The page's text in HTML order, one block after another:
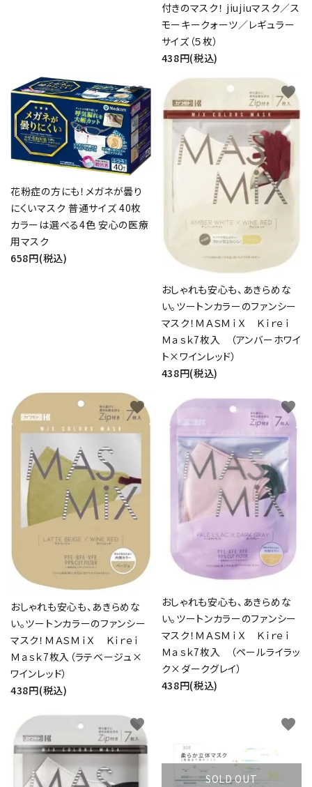
付きのマスク！ jiujiuマスク／ス
モーキークォーツ／レギュラー
サイズ（５枚）
438円(税込)
花粉症の方にも！メガネが曇り
にくいマスク 普通サイズ 40枚
カラーは選べる4色 安心の医療
用マスク
658円(税込)
favorite
おしゃれも安心も、あきらめな
い。ツートンカラーのファンシー
マスク！ＭＡＳＭｉＸ Ｋｉｒｅｉ
Ｍａｓｋ7枚入 （アンバーホワイ
ト×ワインレッド）
438円(税込)
favorite
おしゃれも安心も、あきらめな
い。ツートンカラーのファンシー
マスク！ＭＡＳＭｉＸ Ｋｉｒｅｉ
Ｍａｓｋ7枚入（ラテベージュ×
ワインレッド）
438円(税込)
favorite
おしゃれも安心も、あきらめな
い。ツートンカラーのファンシー
マスク！ＭＡＳＭｉＸ Ｋｉｒｅｉ
Ｍａｓｋ7枚入 （ペールライラッ
ク×ダークグレイ）
438円(税込)
favorite
favorite
SOLD OUT
favorite